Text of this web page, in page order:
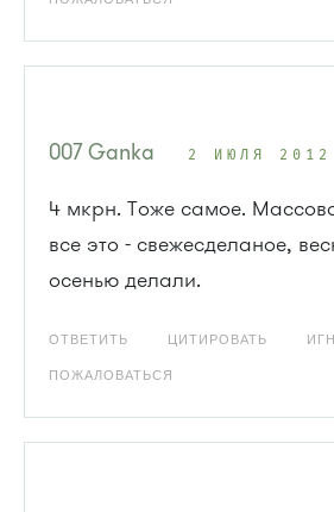
007 Ganka 2 ИЮЛЯ 2012
4 мкрн. Тоже самое.
все это - свежесделаное,
осенью делали.
ОТВЕТИТЬ ЦИТИРОВАТЬ
ПОЖАЛОВАТЬСЯ